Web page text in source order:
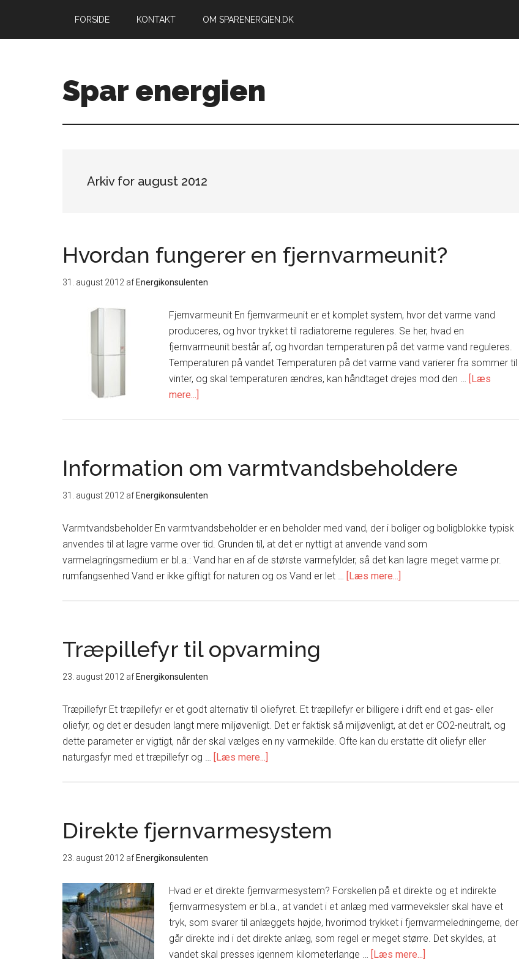
indhold
til
FORSIDE KONTAKT OM SPARENERGIEN.DK
Spar energien
Arkiv for august 2012
Hvordan fungerer en fjernvarmeunit?
31. august 2012 af Energikonsulenten
Fjernvarmeunit En fjernvarmeunit er et komplet system, hvor det varme vand
produceres, og hvor trykket til radiatorerne reguleres. Se her, hvad en
fjernvarmeunit består af, og hvordan temperaturen på det varme vand reguleres.
Temperaturen på vandet Temperaturen på det varme vand varierer fra sommer til
vinter, og skal temperaturen ændres, kan håndtaget drejes mod den … [Læs
mere...]
Information om varmtvandsbeholdere
31. august 2012 af Energikonsulenten
Varmtvandsbeholder En varmtvandsbeholder er en beholder med vand, der i boliger og boligblokke typisk
anvendes til at lagre varme over tid. Grunden til, at det er nyttigt at anvende vand som
varmelagringsmedium er bl.a.: Vand har en af de største varmefylder, så det kan lagre meget varme pr.
rumfangsenhed Vand er ikke giftigt for naturen og os Vand er let … [Læs mere...]
Træpillefyr til opvarming
23. august 2012 af Energikonsulenten
Træpillefyr Et træpillefyr er et godt alternativ til oliefyret. Et træpillefyr er billigere i drift end et gas- eller
oliefyr, og det er desuden langt mere miljøvenligt. Det er faktisk så miljøvenligt, at det er CO2-neutralt, og
dette parameter er vigtigt, når der skal vælges en ny varmekilde. Ofte kan du erstatte dit oliefyr eller
naturgasfyr med et træpillefyr og … [Læs mere...]
Direkte fjernvarmesystem
23. august 2012 af Energikonsulenten
Hvad er et direkte fjernvarmesystem? Forskellen på et direkte og et indirekte
fjernvarmesystem er bl.a., at vandet i et anlæg med varmeveksler skal have et
tryk, som svarer til anlæggets højde, hvorimod trykket i fjernvarmeledningerne, der
går direkte ind i det direkte anlæg, som regel er meget større. Det skyldes, at
vandet skal presses igennem kilometerlange … [Læs mere...]